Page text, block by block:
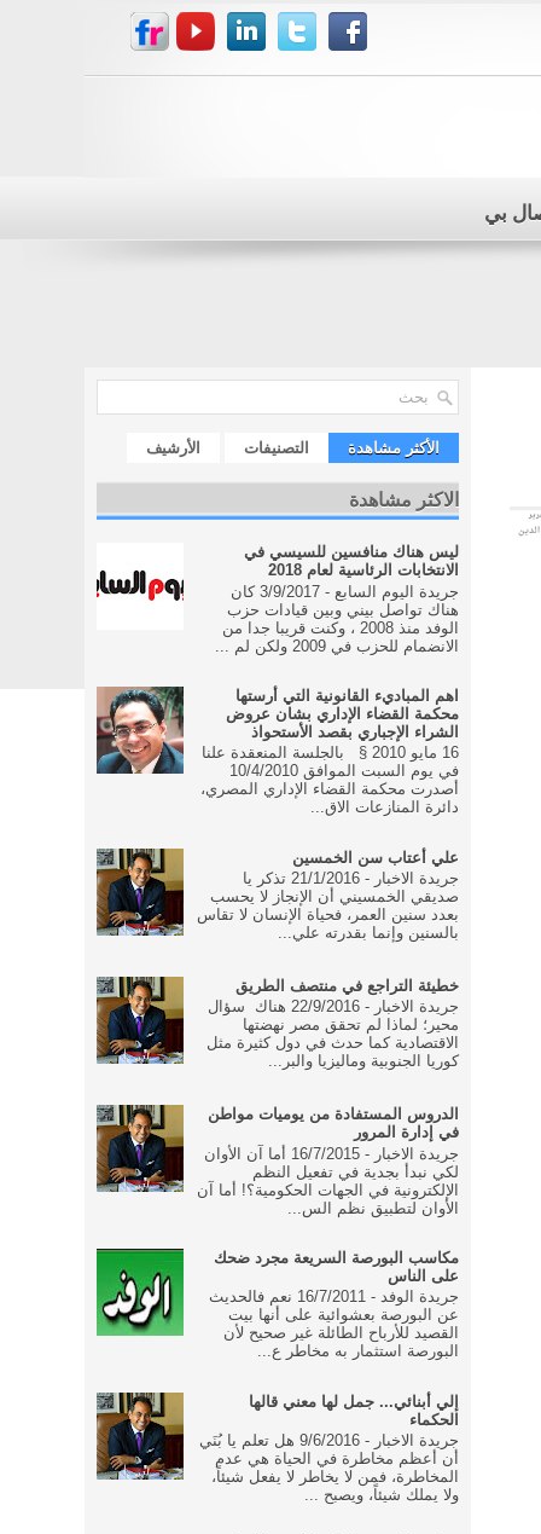
بي
الأكثر مشاهدة التصنيفات الأرشيف
الاكثر مشاهدة
ليس هناك منافسين للسيسي في
الانتخابات الرئاسية لعام 2018
جريدة اليوم السابع - 3/9/2017 كان
هناك تواصل بيني وبين قيادات حزب
الوفد منذ 2008 ، وكنت قريبا جدا من
الانضمام للحزب في 2009 ولكن لم ...
اهم المباديء القانونية التي أرستها
محكمة القضاء الإداري بشان عروض
الشراء الإجباري بقصد الأستحواذ
16 مايو 2010 § بالجلسة المنعقدة علنا
في يوم السبت الموافق 10/4/2010
أصدرت محكمة القضاء الإداري المصري،
دائرة المنازعات الاق...
علي أعتاب سن الخمسين
جريدة الاخبار - 21/1/2016 تذكر يا
صديقي الخمسيني أن الإنجاز لا يحسب
بعدد سنين العمر، فحياة الإنسان لا تقاس
بالسنين وإنما بقدرته علي...
خطيئة التراجع في منتصف الطريق
جريدة الاخبار - 22/9/2016 هناك سؤال
محير؛ لماذا لم تحقق مصر نهضتها
الاقتصادية كما حدث في دول كثيرة مثل
كوريا الجنوبية وماليزيا والبر...
الدروس المستفادة من يوميات مواطن
في إدارة المرور
جريدة الاخبار - 16/7/2015 أما آن الأوان
لكي نبدأ بجدية في تفعيل النظم
الإلكترونية في الجهات الحكومية؟! أما آن
الأوان لتطبيق نظم الس...
مكاسب البورصة السريعة مجرد ضحك
على الناس
جريدة الوفد - 16/7/2011 نعم فالحديث
عن البورصة بعشوائية على أنها بيت
القصيد للأرباح الطائلة غير صحيح لأن
البورصة استثمار به مخاطر ع...
إلي أبنائي... جمل لها معني قالها
الحكماء
جريدة الاخبار - 9/6/2016 هل تعلم يا بُنَي
أن أعظم مخاطرة في الحياة هي عدم
المخاطرة، فمن لا يخاطر لا يفعل شيئاً،
ولا يملك شيئاً، ويصبح ...